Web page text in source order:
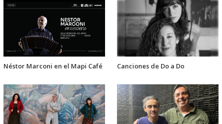
Néstor Marconi en el Mapi Café Canciones de Do a Do